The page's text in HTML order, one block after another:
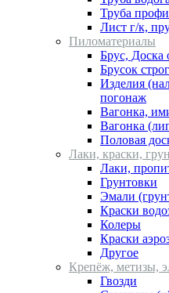
Труба
Лист г/к,
Пиломатериалы
Брус, Доска
Брусок
Изделия
погонаж
Вагонка,
Вагонка
Половая
Лаки, краски,
Лаки,
Грунтовки
Эмали
Краски
Колеры
Краски
Другое
Крепёж, метизы,
Гвозди